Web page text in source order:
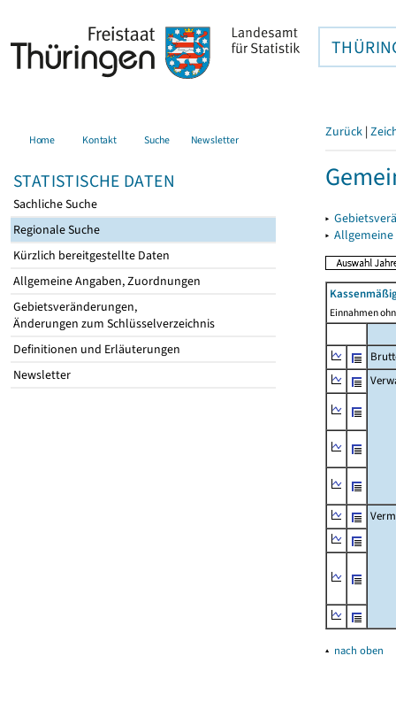
Home Kontakt Suche Newsletter
STATISTISCHE DATEN
Sachliche Suche
Regionale Suche
Kürzlich bereitgestellte Daten
Allgemeine Angaben, Zuordnungen
Gebietsveränderungen,
Änderungen zum Schlüsselverzeichnis
Definitionen und Erläuterungen
Newsletter
Zurück |
▸
▸
Einnahmen
▴ nach oben